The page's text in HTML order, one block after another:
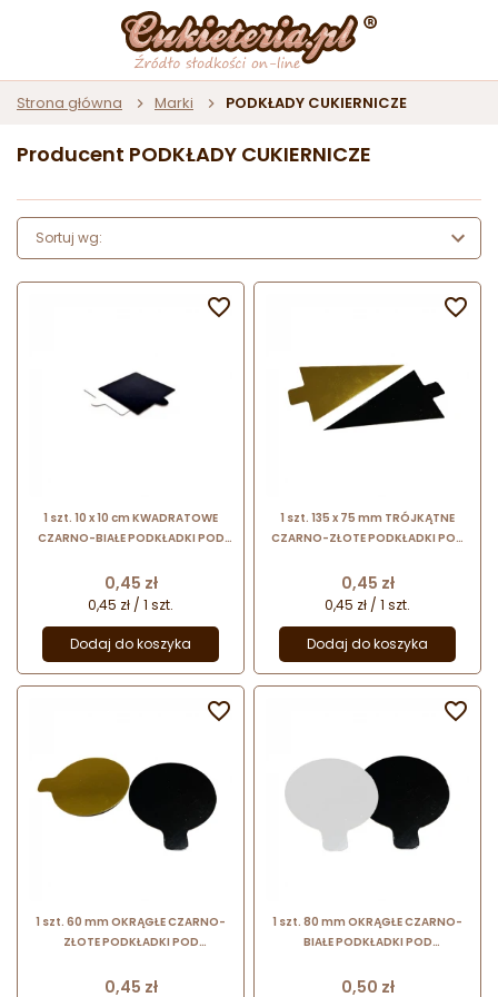
Strona główna Marki PODKŁADY CUKIERNICZE
Producent PODKŁADY CUKIERNICZE
Sortuj wg:
1 szt. 10 x 10 cm KWADRATOWE
CZARNO-BIAŁE PODKŁADKI POD
papierowe podkładki z uchwytem
Cena
0,45 zł
0,45 zł / 1 szt.
Dodaj do koszyka

1 szt. 135 x 75 mm TRÓJKĄTNE
CZARNO-ZŁOTE PODKŁADKI POD
papierowe podkładki z uchwytem
Cena
0,45 zł
0,45 zł / 1 szt.
Dodaj do koszyka

1 szt. 60 mm OKRĄGŁE CZARNO-
ZŁOTE PODKŁADKI POD
papierowe podkładki z uchwytem
Cena
0,45 zł

1 szt. 80 mm OKRĄGŁE CZARNO-
BIAŁE PODKŁADKI POD
papierowe podkładki z uchwytem
Cena
0,50 zł
